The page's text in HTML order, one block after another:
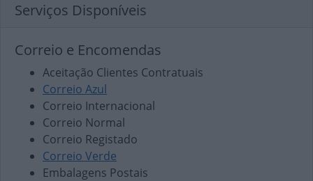
Serviços Disponíveis
Correio e Encomendas
Aceitação Clientes Contratuais
Correio Azul
Correio Internacional
Correio Normal
Correio Registado
Correio Verde
Embalagens Postais